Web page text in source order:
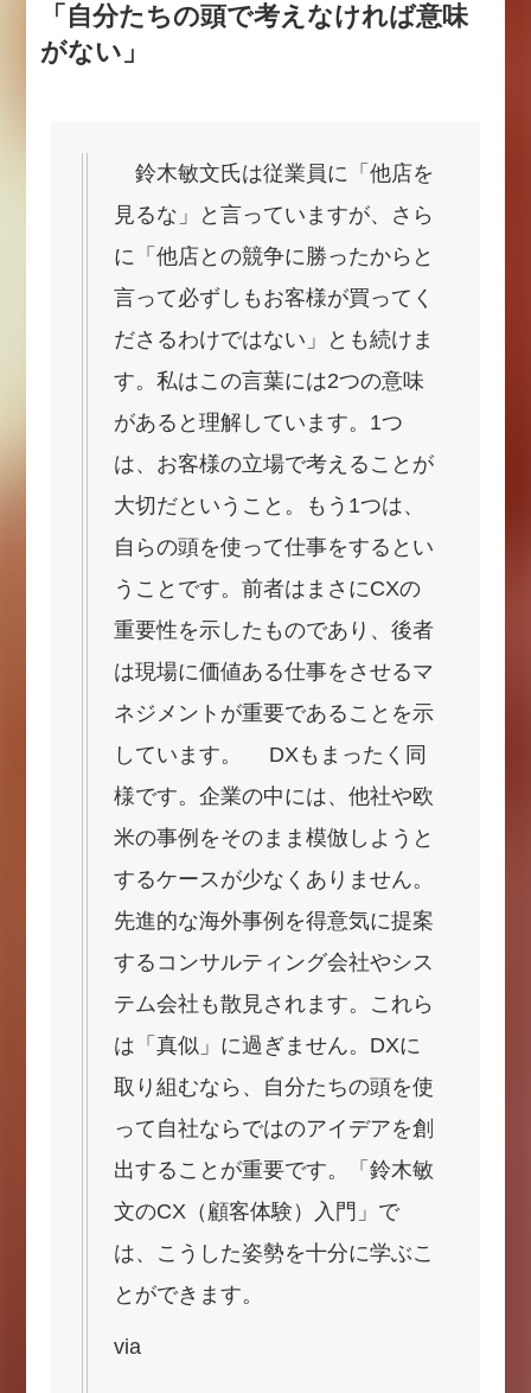
「自分たちの頭で考えなければ意味
がない」
鈴木敏文氏は従業員に「他店を
見るな」と言っていますが、さら
に「他店との競争に勝ったからと
言って必ずしもお客様が買ってく
ださるわけではない」とも続けま
す。私はこの言葉には2つの意味
があると理解しています。1つ
は、お客様の立場で考えることが
大切だということ。もう1つは、
自らの頭を使って仕事をするとい
うことです。前者はまさにCXの
重要性を示したものであり、後者
は現場に価値ある仕事をさせるマ
ネジメントが重要であることを示
しています。 DXもまったく同
様です。企業の中には、他社や欧
米の事例をそのまま模倣しようと
するケースが少なくありません。
先進的な海外事例を得意気に提案
するコンサルティング会社やシス
テム会社も散見されます。これら
は「真似」に過ぎません。DXに
取り組むなら、自分たちの頭を使
って自社ならではのアイデアを創
出することが重要です。「鈴木敏
文のCX（顧客体験）入門」で
は、こうした姿勢を十分に学ぶこ
とができます。
via